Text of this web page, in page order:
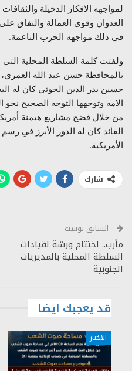
لمواجهه الافكار الدخيلة
العدوان وقوى العمالة والنفاق
في ذلك مواجهه الحرب الناعمة.
ولفتت كلمة السلطة المحلية
بالمحافظة حسن عبد الله العمري،
حسين بدر الدين الحوثي كان له
الامه وتوجهها التوجه الصحيح نحو
من خلال فضح مشاريع هيمنة
القائد كان له الدور الأبرز في
الأمريكية.
شارك
السابق بوست
مأرب.. اختتام ورشة لقيادات
السلطة المحلية بالمديريات
الجنوبية
قد يعجبك ايضا
الاخبار